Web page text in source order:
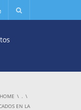
HOME
.
EN LA